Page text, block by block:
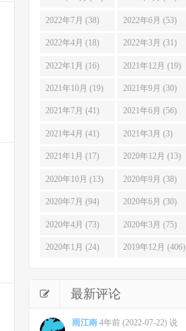
2022年7月 (38) 2022年6月 (53)
2022年4月 (18) 2022年3月 (31)
2022年1月 (16) 2021年12月 (19)
2021年10月 (19) 2021年9月 (30)
2021年7月 (41) 2021年6月 (56)
2021年4月 (41) 2021年3月 (3)
2021年1月 (17) 2020年12月 (13)
2020年10月 (13) 2020年9月 (38)
2020年7月 (94) 2020年6月 (30)
2020年4月 (73) 2020年3月 (75)
2020年1月 (24) 2019年12月 (406)
最新评论
雨江南 4年前 (2022-07-22) 说